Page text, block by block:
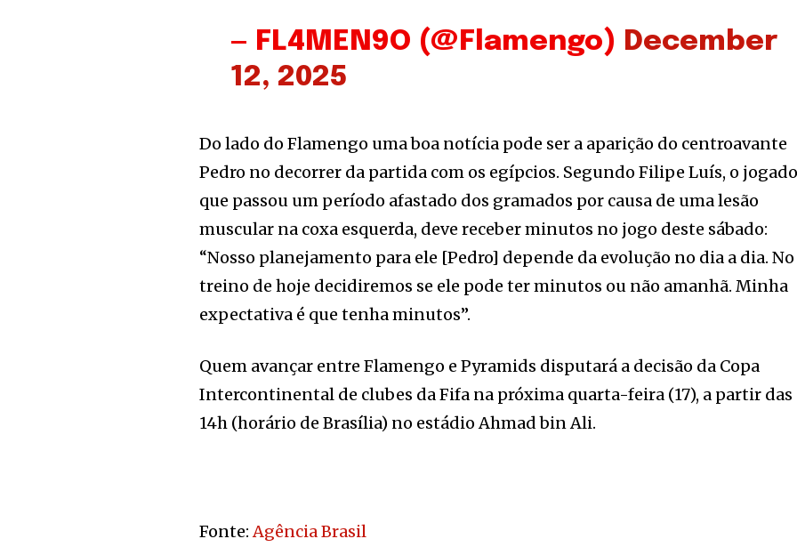
— FL4MEN9O (@Flamengo) December
12, 2025
Do lado do Flamengo uma boa notícia pode ser a aparição do centroavante
Pedro no decorrer da partida com os egípcios. Segundo Filipe Luís, o
que passou um período afastado dos gramados por causa de uma lesão
muscular na coxa esquerda, deve receber minutos no jogo deste sábado:
“Nosso planejamento para ele [Pedro] depende da evolução no dia a dia. No
treino de hoje decidiremos se ele pode ter minutos ou não amanhã. Minha
expectativa é que tenha minutos”.
Quem avançar entre Flamengo e Pyramids disputará a decisão da Copa
Intercontinental de clubes da Fifa na próxima quarta-feira (17), a partir das
14h (horário de Brasília) no estádio Ahmad bin Ali.
Fonte:Agência Brasil